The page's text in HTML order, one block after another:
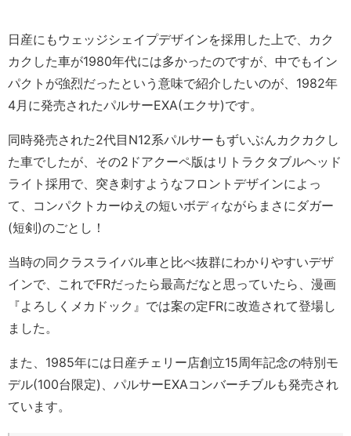
日産にもウェッジシェイプデザインを採用した上で、カク
カクした車が1980年代には多かったのですが、中でもイン
パクトが強烈だったという意味で紹介したいのが、1982年
4月に発売されたパルサーEXA(エクサ)です。
同時発売された2代目N12系パルサーもずいぶんカクカクし
た車でしたが、その2ドアクーペ版はリトラクタブルヘッド
ライト採用で、突き刺すようなフロントデザインによっ
て、コンパクトカーゆえの短いボディながらまさにダガー
(短剣)のごとし！
当時の同クラスライバル車と比べ抜群にわかりやすいデザ
インで、これでFRだったら最高だなと思っていたら、漫画
『よろしくメカドック』では案の定FRに改造されて登場し
ました。
また、1985年には日産チェリー店創立15周年記念の特別モ
デル(100台限定)、パルサーEXAコンバーチブルも発売され
ています。